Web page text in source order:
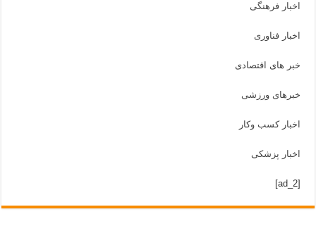
اخبار فرهنگی
اخبار فناوری
خبر های اقتصادی
خبرهای ورزشی
اخبار کسب وکار
اخبار پزشکی
[ad_2]